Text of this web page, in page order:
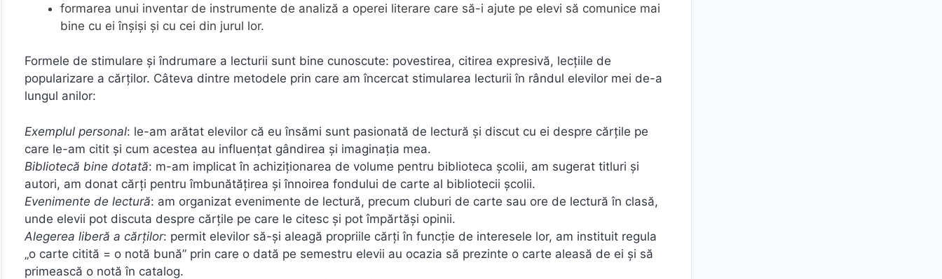
formarea unui inventar de instrumente de analiză a operei literare care să-i ajute pe elevi să comunice mai
bine cu ei înșişi şi cu cei din jurul lor.
Formele de stimulare şi îndrumare a lecturii sunt bine cunoscute: povestirea, citirea expresivă, lecţiile de
popularizare a cărţilor. Câteva dintre metodele prin care am încercat stimularea lecturii în rândul elevilor mei de-a
lungul anilor:
Exemplul personal: le-am arătat elevilor că eu însămi sunt pasionată de lectură și discut cu ei despre cărțile pe
care le-am citit și cum acestea au influențat gândirea și imaginația mea.
Bibliotecă bine dotată: m-am implicat în achiziționarea de volume pentru biblioteca școlii, am sugerat titluri și
autori, am donat cărți pentru îmbunătățirea și înnoirea fondului de carte al bibliotecii școlii.
Evenimente de lectură: am organizat evenimente de lectură, precum cluburi de carte sau ore de lectură în clasă,
unde elevii pot discuta despre cărțile pe care le citesc și pot împărtăși opinii.
Alegerea liberă a cărților: permit elevilor să-și aleagă propriile cărți în funcție de interesele lor, am instituit regula
„o carte citită = o notă bună” prin care o dată pe semestru elevii au ocazia să prezinte o carte aleasă de ei și să
primească o notă în catalog.